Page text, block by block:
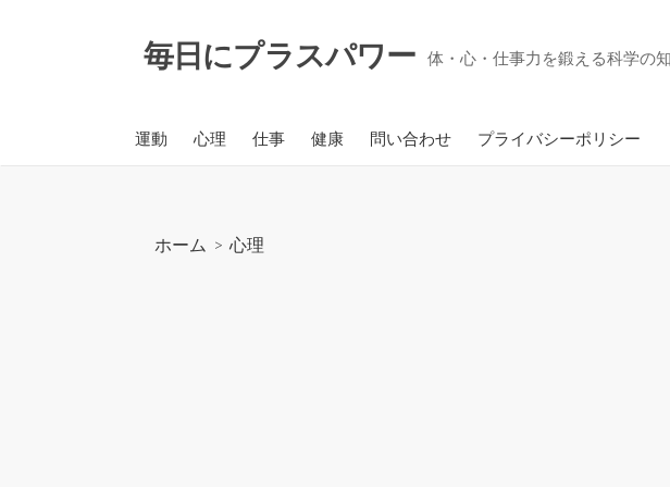
毎日にプラスパワー 体・心・仕事力を鍛える科学の
運動 心理 仕事 健康 問い合わせ プライバシーポリシー
ホーム > 心理